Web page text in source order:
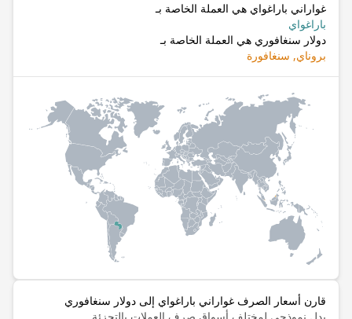
غواراني باراغواي هي العملة الخاصة بـ
باراغواي
دولار سنغافوري هي العملة الخاصة بـ
بروناي, سنغافورة
قارن أسعار الصرف غواراني باراغواي إلى دولار سنغافوري